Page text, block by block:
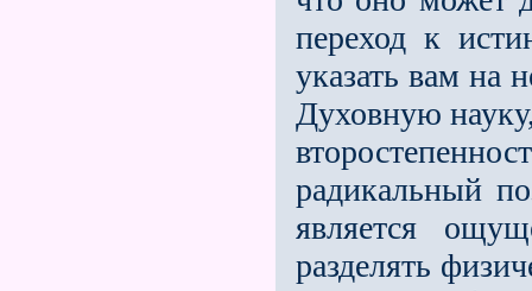
переход к
указать вам на
Духовную
радикальный
является
разделять